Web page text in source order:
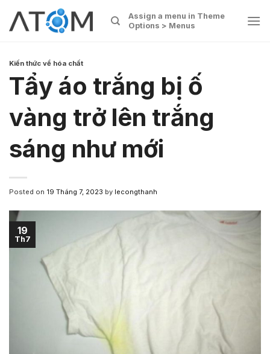
content
Assign a menu in Theme
Options > Menus
Kiến thức về hóa chất
Tẩy áo trắng bị ố
vàng trở lên trắng
sáng như mới
Posted on 19 Tháng 7, 2023 by lecongthanh
19
Th7